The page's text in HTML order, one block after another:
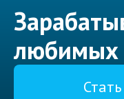
любимых